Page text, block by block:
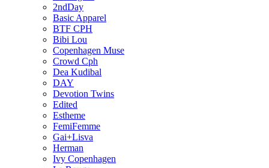
2ndDay
Basic Apparel
BTF CPH
Bibi Lou
Copenhagen Muse
Crowd Cph
Dea Kudibal
DAY
Devotion Twins
Edited
Estheme
FemiFemme
Gai+Lisva
Herman
Ivy Copenhagen